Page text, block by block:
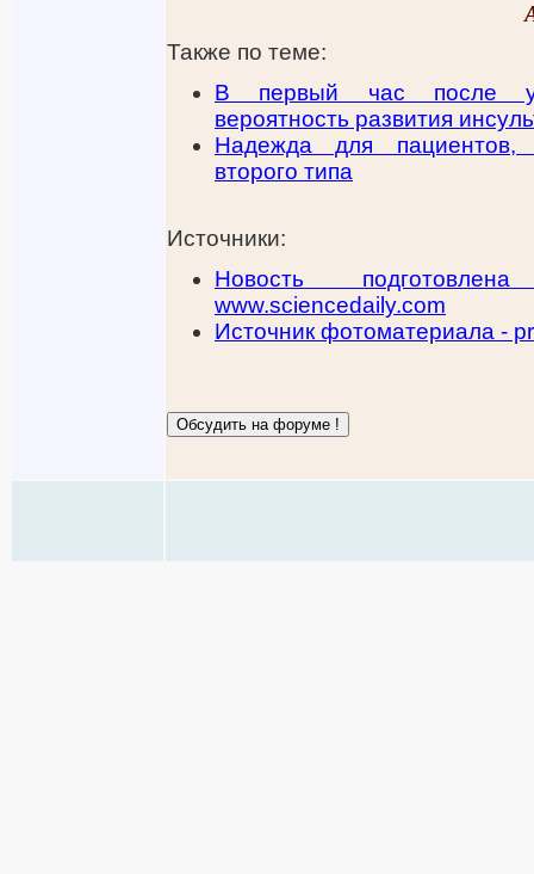
Также по теме:
В первый час после
вероятность развития
Надежда для пациентов,
второго типа
Источники:
Новость
www.sciencedaily.com
Источник фотоматериала -